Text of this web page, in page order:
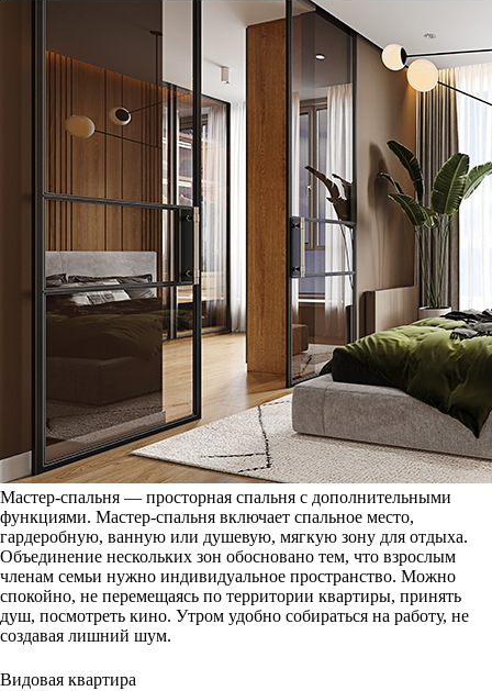
Мастер-спальня — просторная спальня с дополнительными
функциями. Мастер-спальня включает спальное место,
гардеробную, ванную или душевую, мягкую зону для отдыха.
Объединение нескольких зон обосновано тем, что взрослым
членам семьи нужно индивидуальное пространство. Можно
спокойно, не перемещаясь по территории квартиры, принять
душ, посмотреть кино. Утром удобно собираться на работу, не
создавая лишний шум.
Видовая квартира